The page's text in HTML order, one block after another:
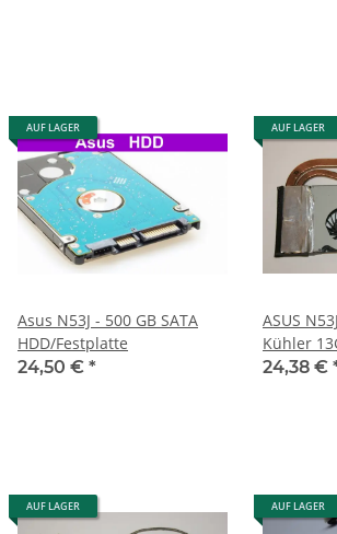
AUF LAGER
Asus N53J - 500 GB SATA
HDD/Festplatte
24,50 € *
AUF LAGER
ASUS
Kühler
#2495
24,38 €
AUF LAGER AUF LAGER